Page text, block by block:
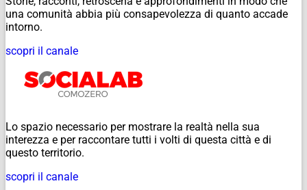
una comunità abbia più consapevolezza di quanto accade
intorno.
scopri il canale
Lo spazio necessario per mostrare la realtà nella sua
interezza e per raccontare tutti i volti di questa città e di
questo territorio.
scopri il canale